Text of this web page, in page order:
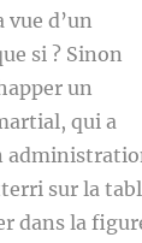
d’un
si ? Sinon
un
qui a
sur la
dans la